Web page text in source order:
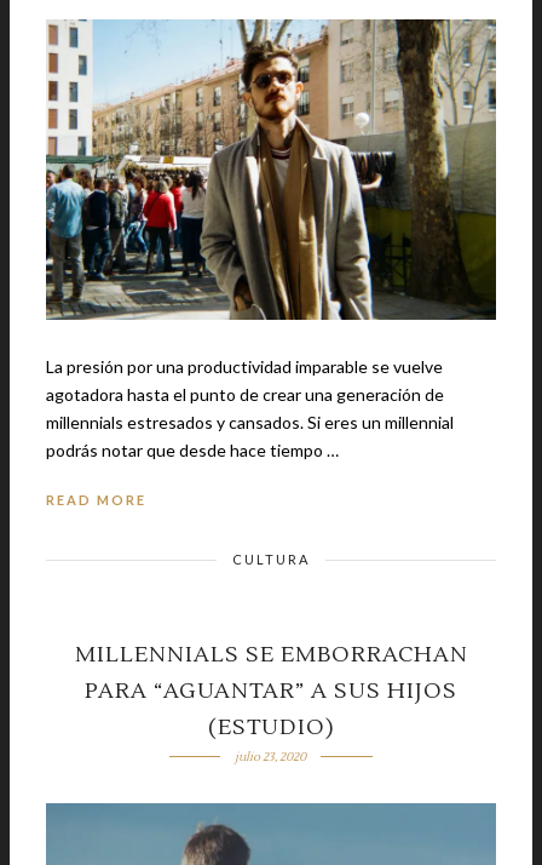
La presión por una productividad imparable se vuelve
agotadora hasta el punto de crear una generación de
millennials estresados y cansados. Si eres un millennial
podrás notar que desde hace tiempo …
READ MORE
CULTURA
MILLENNIALS SE EMBORRACHAN
PARA “AGUANTAR” A SUS HIJOS
(ESTUDIO)
julio 23, 2020